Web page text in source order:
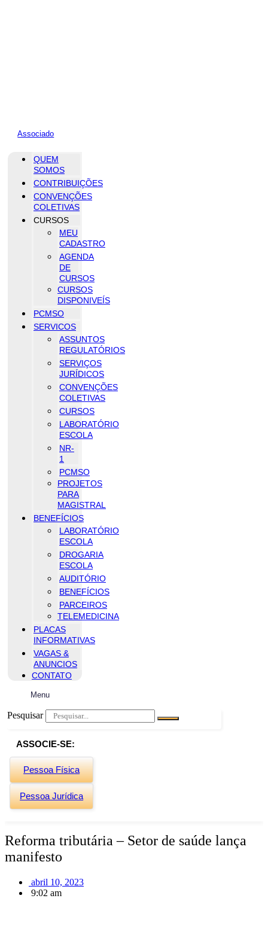
Associado
QUEM
SOMOS
CONTRIBUIÇÕES
CONVENÇÕES
COLETIVAS
CURSOS
MEU
CADASTRO
AGENDA
DE
CURSOS
CURSOS
DISPONIVEÍS
PCMSO
SERVICOS
ASSUNTOS
REGULATÓRIOS
SERVIÇOS
JURÍDICOS
CONVENÇÕES
COLETIVAS
CURSOS
LABORATÓRIO
ESCOLA
NR-
1
PCMSO
PROJETOS
PARA
MAGISTRAL
BENEFÍCIOS
LABORATÓRIO
ESCOLA
DROGARIA
ESCOLA
AUDITÓRIO
BENEFÍCIOS
PARCEIROS
TELEMEDICINA
PLACAS
INFORMATIVAS
VAGAS &
ANUNCIOS
CONTATO
Menu
Pesquisar
ASSOCIE-SE:
Pessoa Física
Pessoa Jurídica
Reforma tributária – Setor de saúde lança
manifesto
abril 10, 2023
9:02 am